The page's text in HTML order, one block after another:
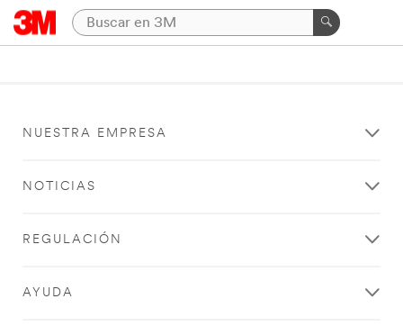
NUESTRA EMPRESA
NOTICIAS
REGULACIÓN
AYUDA